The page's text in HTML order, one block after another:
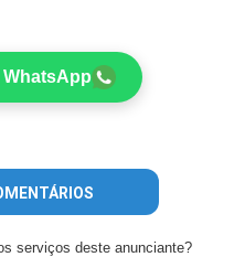
WhatsApp
serviços deste anunciante?